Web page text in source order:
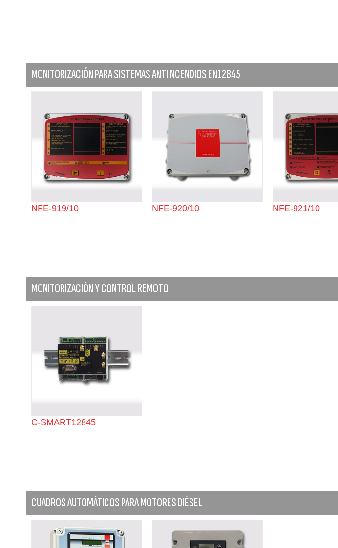
MONITORIZACIÓN PARA SISTEMAS ANTIINCENDIOS EN12845
NFE-919/10 NFE-920/10 NFE-921/10
MONITORIZACIÓN Y CONTROL REMOTO
C-SMART12845
CUADROS AUTOMÁTICOS PARA MOTORES DIÉSEL